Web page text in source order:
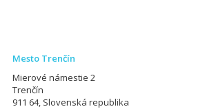
Mesto Trenčín
Mierové námestie 2
Trenčín
911 64, Slovenská republika